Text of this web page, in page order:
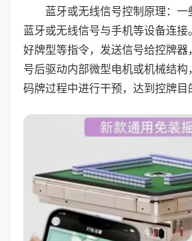
蓝牙或无线信号控制原理：一
蓝牙或无线信号与手机等设备连
好牌型等指令，发送信号给控牌
号后驱动内部微型电机或机械结构
码牌过程中进行干预，达到控牌目